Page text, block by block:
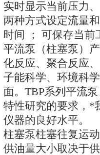
实时显示当前压力
两种方式设定流量
时间 ； 可保存当前
平流泵（柱塞泵）
化反应、聚合反应
子能科学、环境科
面。TBP系列平流
特性研究的要求，*
仪器的良好水平。
柱塞泵柱塞往复运
供油量大小取决于